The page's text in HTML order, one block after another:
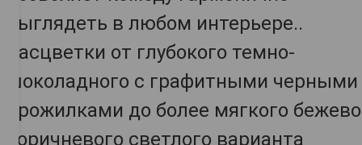
выглядеть в любом интерьере..
Расцветки от глубокого темно-
шоколадного с графитными черными
прожилками до более мягкого
коричневого светлого варианта